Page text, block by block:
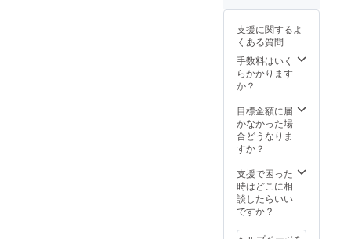
差があ
りま
す。
マッ
サージ
(リラッ
クス&デ
トック
ス) 場
もしく
は八女
市(住所
絡しま
す) 時
間：4時
間×2回
は支援
になり
※久留米
市、福
岡市白
金での
施術も
頂けま
す。(割
増料金
かかる
あり) ※
有効期
限は
2022年
ら1年間
支援に関するよ
くある質問
手数料はいく
らかかります
か？
目標金額に届
かなかった場
合どうなりま
すか？
支援で困った
時はどこに相
談したらいい
ですか？